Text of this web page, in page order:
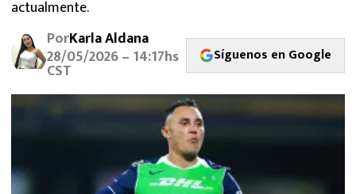
FUTBOL INTERNACIONAL
MEXICANOS EN EL EXTRANJERO
FUTBOL ESTUFA
actualmente.
PorKarla Aldana
28/05/2026 – 14:17hs
CST
Síguenos en Google